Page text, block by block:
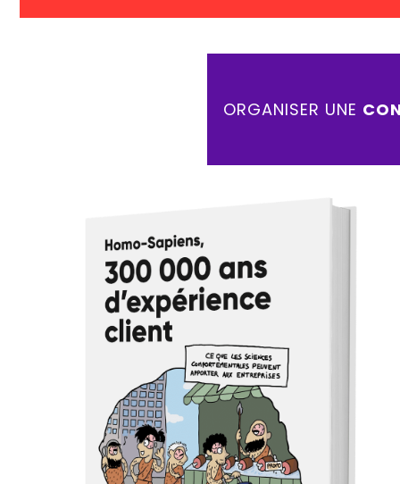
ORGANISER UNE